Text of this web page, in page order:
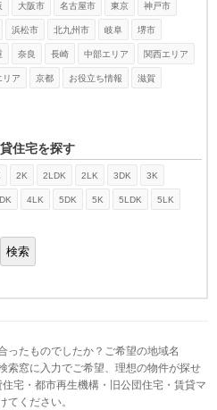
大阪市 名古屋市 東京 神戸市
浜松市 北九州市 岐阜 堺市
奈良 長崎 中部エリア 関西エリア
リア 京都 お役立ち情報 滋賀
住宅を探す
2K 2LDK 2LK 3DK 3K
4LK 5DK 5K 5LDK 5LK
検索
ったものでしたか？ご希望の地域名
索窓に入力でご希望、理想の物件が探せ
宅・都市再生機構・旧公団住宅・賃貸マ
てください。